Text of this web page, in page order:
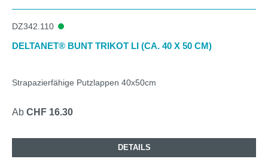
DZ342.110
DELTANET® BUNT TRIKOT LI (CA. 40 X 50 CM)
Strapazierfähige Putzlappen 40x50cm
Ab CHF 16.30
DETAILS